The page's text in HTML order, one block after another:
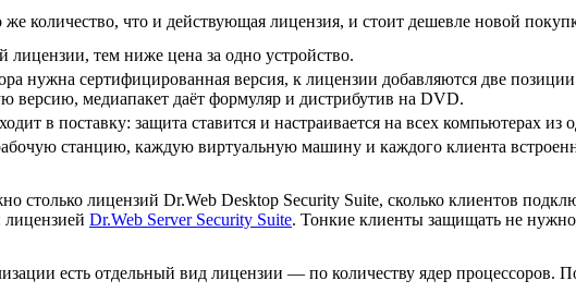
количество, что и действующая лицензия, и стоит дешевле новой
лицензии, тем ниже цена за одно устройство.
нужна сертифицированная версия, к лицензии добавляются две
версию, медиапакет даёт формуляр и дистрибутив на DVD.
в поставку: защита ставится и настраивается на всех компьютерах из
станцию, каждую виртуальную машину и каждого клиента
столько лицензий Dr.Web Desktop Security Suite, сколько клиентов
лицензией Dr.Web Server Security Suite. Тонкие клиенты защищать не
есть отдельный вид лицензии — по количеству ядер процессоров.